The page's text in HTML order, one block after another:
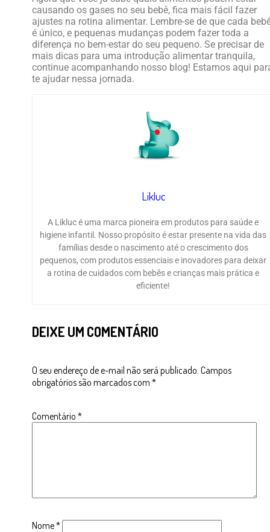
causando os gases no seu bebê, fica mais fácil fazer
ajustes na rotina alimentar. Lembre-se de que cada
é único, e pequenas mudanças podem fazer toda a
diferença no bem-estar do seu pequeno. Se precisar de
mais dicas para uma introdução alimentar tranquila,
continue acompanhando nosso blog! Estamos aqui
te ajudar nessa jornada.
Likluc
A Likluc é uma marca pioneira em produtos para saúde e
higiene infantil. Nosso propósito é estar presente na vida das
famílias desde o nascimento até o crescimento dos
pequenos, com produtos essenciais e inovadores para deixar
a rotina de cuidados com bebês e crianças mais prática e
eficiente!
DEIXE UM COMENTÁRIO
O seu endereço de e-mail não será publicado. Campos
obrigatórios são marcados com *
Comentário *
Nome*